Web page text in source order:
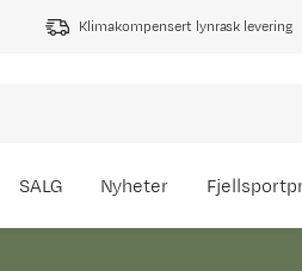
Klimakompensert lynrask levering
SALG Nyheter